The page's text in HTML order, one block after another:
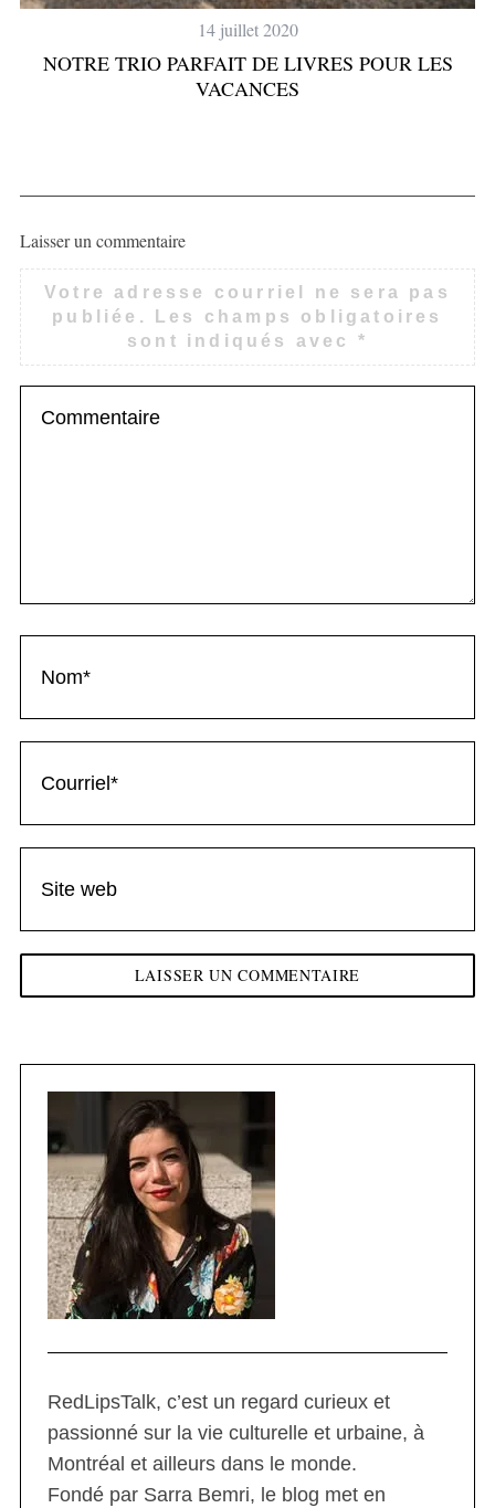
14 juillet 2020
NOTRE TRIO PARFAIT DE LIVRES POUR LES
VACANCES
Laisser un commentaire
Votre adresse courriel ne sera pas
publiée.
Les champs obligatoires
sont indiqués avec *
RedLipsTalk, c’est un regard curieux et
passionné sur la vie culturelle et urbaine, à
Montréal et ailleurs dans le monde.
Fondé par Sarra Bemri, le blog met en